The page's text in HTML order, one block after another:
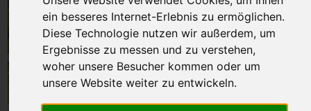
ein besseres Internet-Erlebnis zu ermöglichen.
Diese Technologie nutzen wir außerdem, um
Ergebnisse zu messen und zu verstehen,
woher unsere Besucher kommen oder um
unsere Website weiter zu entwickeln.